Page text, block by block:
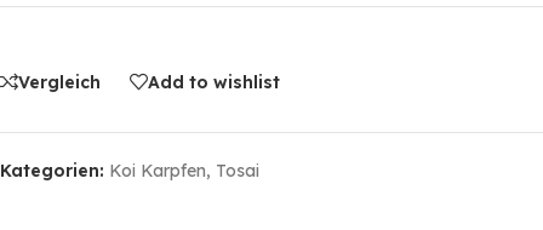
Vergleich Add to wishlist
Kategorien: Koi Karpfen, Tosai